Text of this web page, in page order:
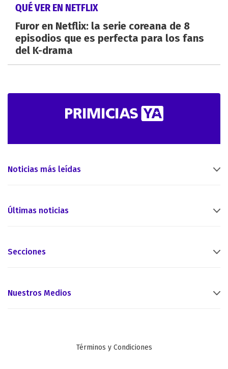
QUÉ VER EN NETFLIX
Furor en Netflix: la serie coreana de 8
episodios que es perfecta para los fans
del K-drama
Noticias más leídas
Últimas noticias
Secciones
Nuestros Medios
Términos y Condiciones